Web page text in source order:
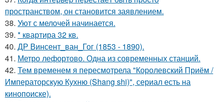
пространством, он становится заявлением.
38. Уют с мелочей начинается.
39. * квартира 32 кв.
40. ДР Винсент_ван_Гог (1853 - 1890).
41. Метро лефортово. Одна из современных станций.
42. Тем временем я пересмотрела "Королевский Приём /
Императорскую Кухню (Shang shi)", сериал есть на
кинопоиске).